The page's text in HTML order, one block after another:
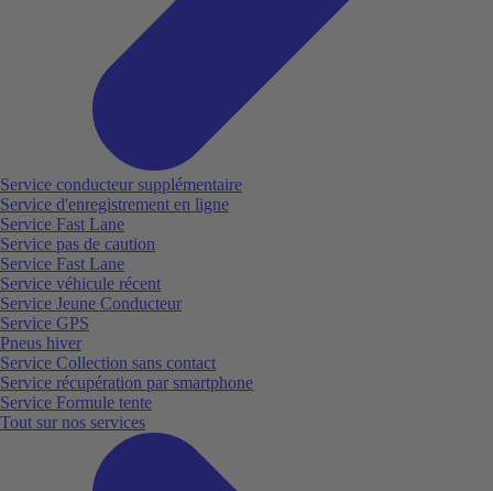
Service conducteur supplémentaire
Service d'enregistrement en ligne
Service Fast Lane
Service pas de caution
Service Fast Lane
Service véhicule récent
Service Jeune Conducteur
Service GPS
Pneus hiver
Service Collection sans contact
Service récupération par smartphone
Service Formule tente
Tout sur nos services